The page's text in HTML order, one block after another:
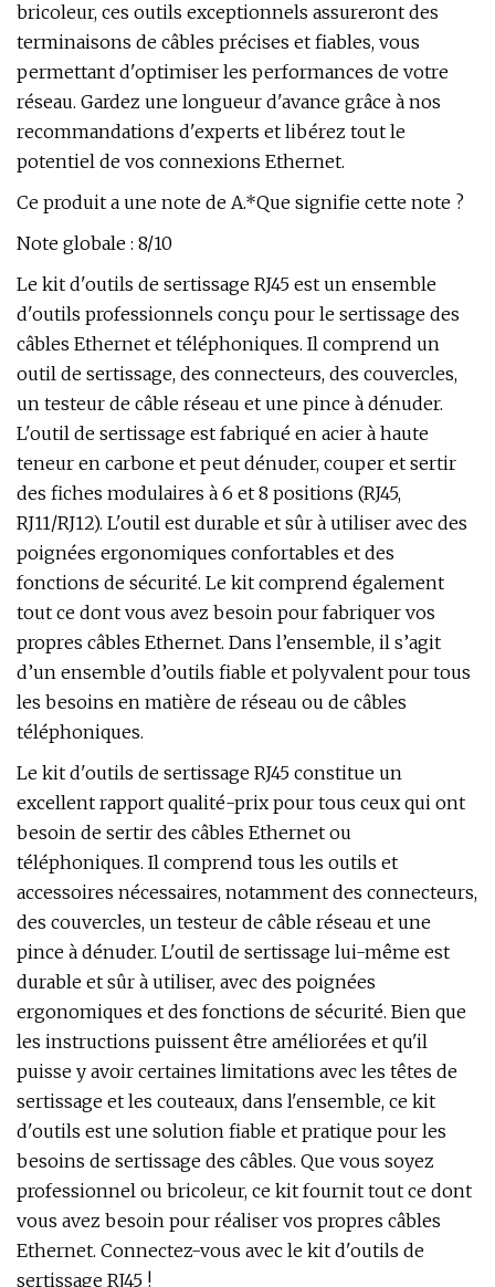
bricoleur, ces outils exceptionnels assureront des
terminaisons de câbles précises et fiables, vous
permettant d'optimiser les performances de votre
réseau. Gardez une longueur d'avance grâce à nos
recommandations d'experts et libérez tout le
potentiel de vos connexions Ethernet.
Ce produit a une note de A.*Que signifie cette note ?
Note globale : 8/10
Le kit d'outils de sertissage RJ45 est un ensemble
d'outils professionnels conçu pour le sertissage des
câbles Ethernet et téléphoniques. Il comprend un
outil de sertissage, des connecteurs, des couvercles,
un testeur de câble réseau et une pince à dénuder.
L'outil de sertissage est fabriqué en acier à haute
teneur en carbone et peut dénuder, couper et sertir
des fiches modulaires à 6 et 8 positions (RJ45,
RJ11/RJ12). L'outil est durable et sûr à utiliser avec des
poignées ergonomiques confortables et des
fonctions de sécurité. Le kit comprend également
tout ce dont vous avez besoin pour fabriquer vos
propres câbles Ethernet. Dans l’ensemble, il s’agit
d’un ensemble d’outils fiable et polyvalent pour tous
les besoins en matière de réseau ou de câbles
téléphoniques.
Le kit d'outils de sertissage RJ45 constitue un
excellent rapport qualité-prix pour tous ceux qui ont
besoin de sertir des câbles Ethernet ou
téléphoniques. Il comprend tous les outils et
accessoires nécessaires, notamment des connecteurs,
des couvercles, un testeur de câble réseau et une
pince à dénuder. L'outil de sertissage lui-même est
durable et sûr à utiliser, avec des poignées
ergonomiques et des fonctions de sécurité. Bien que
les instructions puissent être améliorées et qu'il
puisse y avoir certaines limitations avec les têtes de
sertissage et les couteaux, dans l'ensemble, ce kit
d'outils est une solution fiable et pratique pour les
besoins de sertissage des câbles. Que vous soyez
professionnel ou bricoleur, ce kit fournit tout ce dont
vous avez besoin pour réaliser vos propres câbles
Ethernet. Connectez-vous avec le kit d'outils de
sertissage RJ45 !